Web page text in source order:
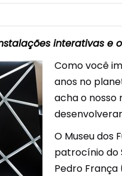
interativas
Como você
anos no
acha o nosso
O Museu dos
patrocínio do
Pedro França